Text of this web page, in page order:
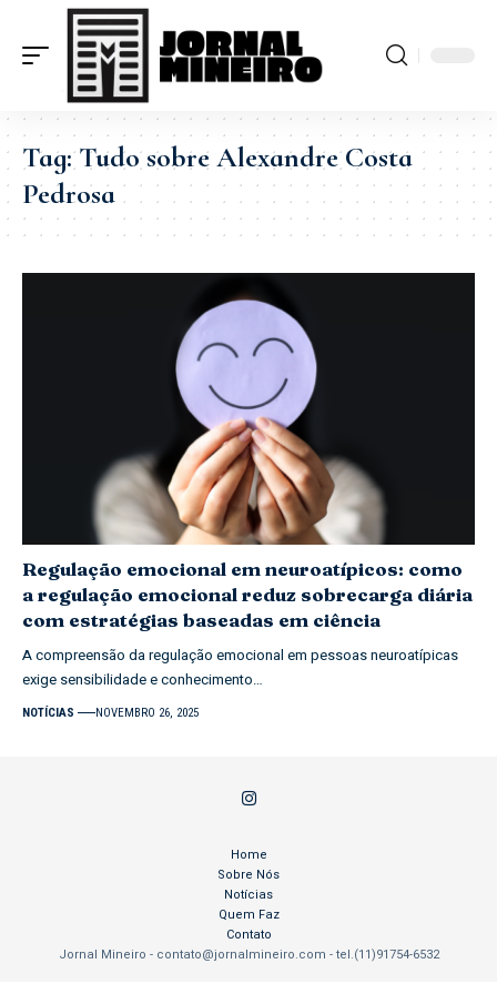
Tag:Tudo sobre Alexandre Costa
Pedrosa
Regulação emocional em neuroatípicos: como
a regulação emocional reduz sobrecarga diária
com estratégias baseadas em ciência
A compreensão da regulação emocional em pessoas neuroatípicas
exige sensibilidade e conhecimento…
NOTÍCIAS NOVEMBRO 26, 2025
Jornal Mineiro - contato@jornalmineiro.com - tel.(11)91754-6532
Home
Sobre Nós
Notícias
Quem Faz
Contato